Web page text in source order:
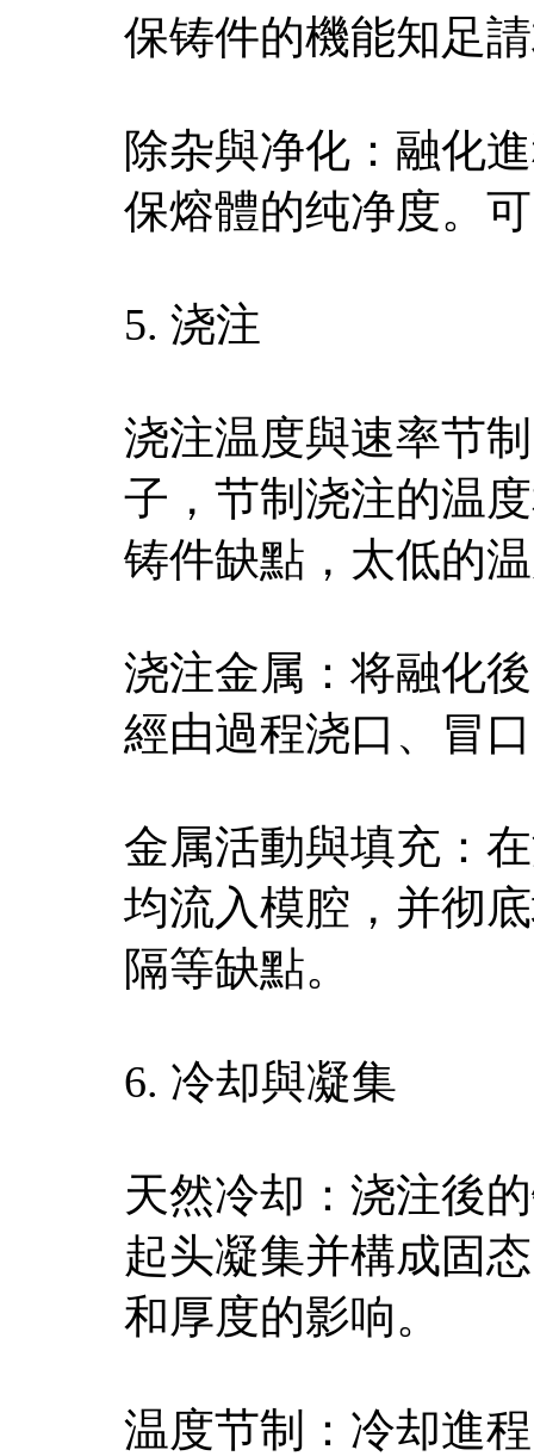
保铸件的機能知足
除杂與净化：融化
保熔體的纯净度。
5. 浇注
浇注温度與速率节
子，节制浇注的温
铸件缺點，太低的
浇注金属：将融化
經由過程浇口、冒
金属活動與填充：
均流入模腔，并彻
隔等缺點。
6. 冷却與凝集
天然冷却：浇注後
起头凝集并構成固
和厚度的影响。
温度节制：冷却進